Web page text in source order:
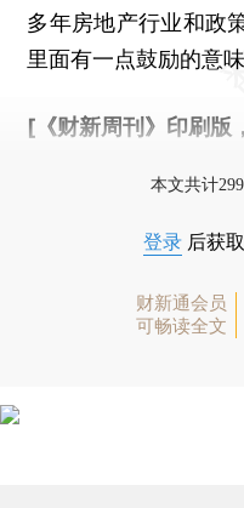
多年房地产行业和政
里面有一点鼓励的意味
[《财新周刊》印刷版，
本文共计
登录 后获
财新通会员
可畅读全文